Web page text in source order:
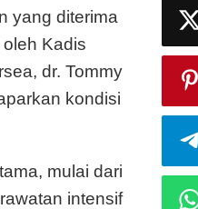
yang diterima
Kadis
dr. Tommy
kondisi
mulai dari
intensif